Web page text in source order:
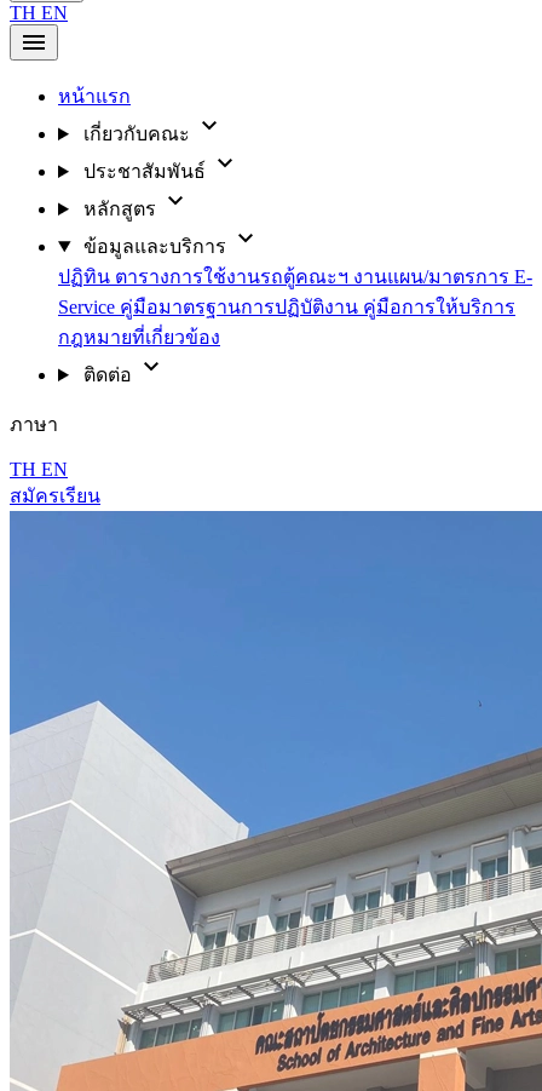
TH EN
menu
หน้าแรก
เกี่ยวกับคณะ
expand_more
ประชาสัมพันธ์ expand_more
หลักสูตร expand_more
ข้อมูลและบริการ expand_more
ปฏิทิน ตารางการใช้งานรถตู้คณะฯ งานแผน/มาตรการ E-
Service คู่มือมาตรฐานการปฏิบัติงาน คู่มือการให้บริการ
กฎหมายที่เกี่ยวข้อง
ติดต่อ
expand_more
ภาษา
TH EN
สมัครเรียน